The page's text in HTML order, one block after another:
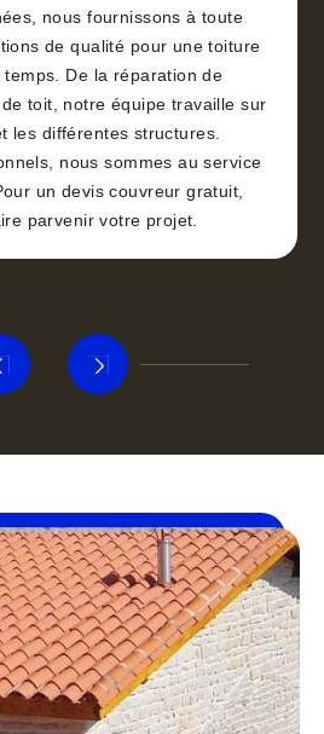
nous fournissons à toute
de qualité pour une toiture
De la réparation de
toit, notre équipe travaille sur
les différentes structures.
nous sommes au service
un devis couvreur gratuit,
parvenir votre projet.